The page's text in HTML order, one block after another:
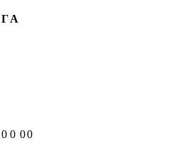
ГА
0 0 00